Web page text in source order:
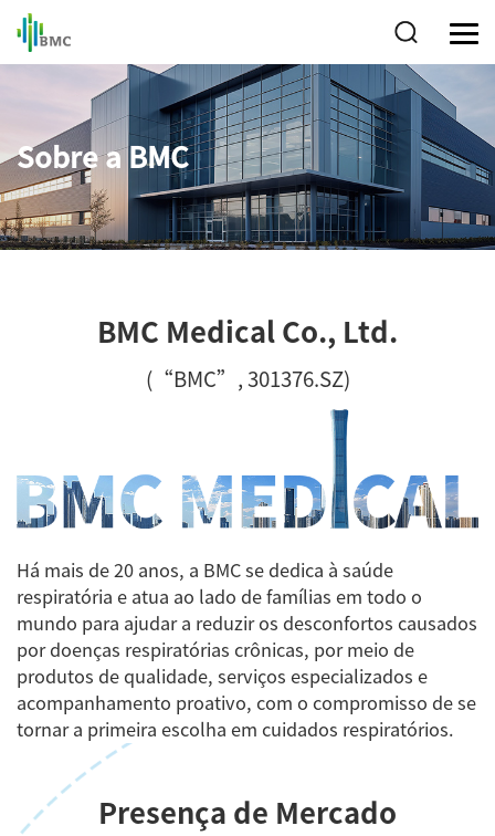
Sobre a BMC
BMC Medical Co., Ltd.
(“BMC”, 301376.SZ)
Há mais de 20 anos, a BMC se dedica à saúde
respiratória e atua ao lado de famílias em todo o
mundo para ajudar a reduzir os desconfortos causados
por doenças respiratórias crônicas, por meio de
produtos de qualidade, serviços especializados e
acompanhamento proativo, com o compromisso de se
tornar a primeira escolha em cuidados respiratórios.
Presença de Mercado